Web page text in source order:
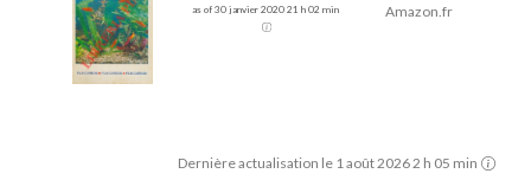
as of 30 janvier 2020 21 h 02 min
Amazon.fr
Dernière actualisation le 1 août 2026 2 h 05 min